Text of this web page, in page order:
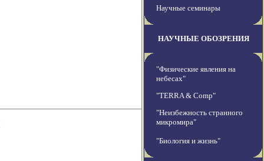
Научные семинары
НАУЧНЫЕ ОБОЗРЕНИЯ
"Физические явления на
небесах"
"TERRA & Comp"
"Неизбежность странного
микромира"
"Биология и жизнь"